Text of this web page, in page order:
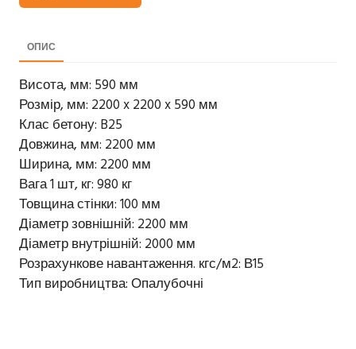
ОПИС
Висота, мм: 590 мм
Розмір, мм: 2200 x 2200 x 590 мм
Клас бетону: B25
Довжина, мм: 2200 мм
Ширина, мм: 2200 мм
Вага 1 шт, кг: 980 кг
Товщина стінки: 100 мм
Діаметр зовнішній: 2200 мм
Діаметр внутрішній: 2000 мм
Розрахункове навантаження. кгс/м2: В15
Тип виробництва: Опалубочні